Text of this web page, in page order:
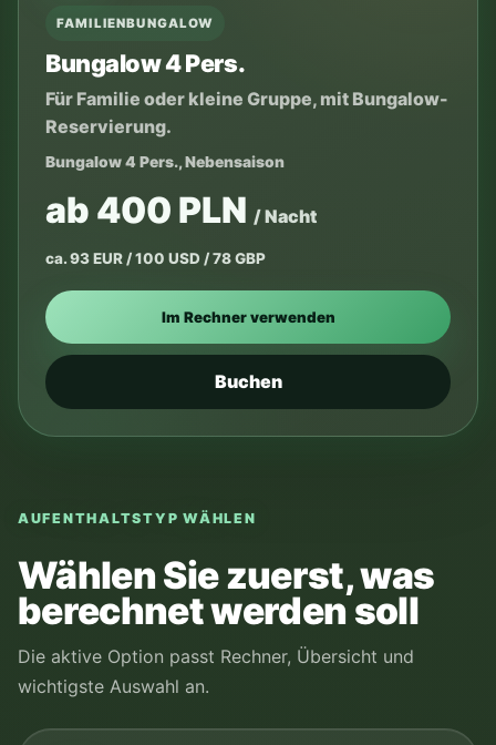
FAMILIENBUNGALOW
Bungalow 4 Pers.
Für Familie oder kleine Gruppe, mit Bungalow-
Reservierung.
Bungalow 4 Pers., Nebensaison
ab 400 PLN / Nacht
ca. 93 EUR / 100 USD / 78 GBP
Im Rechner verwenden
Buchen
AUFENTHALTSTYP WÄHLEN
Wählen Sie zuerst, was
berechnet werden soll
Die aktive Option passt Rechner, Übersicht und
wichtigste Auswahl an.